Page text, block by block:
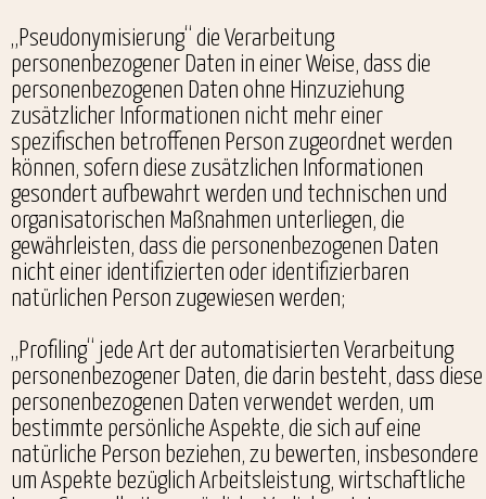
„Pseudonymisierung“ die Verarbeitung
personenbezogener Daten in einer Weise, dass die
personenbezogenen Daten ohne Hinzuziehung
zusätzlicher Informationen nicht mehr einer
spezifischen betroffenen Person zugeordnet werden
können, sofern diese zusätzlichen Informationen
gesondert aufbewahrt werden und technischen und
organisatorischen Maßnahmen unterliegen, die
gewährleisten, dass die personenbezogenen Daten
nicht einer identifizierten oder identifizierbaren
natürlichen Person zugewiesen werden;
„Profiling“ jede Art der automatisierten Verarbeitung
personenbezogener Daten, die darin besteht, dass diese
personenbezogenen Daten verwendet werden, um
bestimmte persönliche Aspekte, die sich auf eine
natürliche Person beziehen, zu bewerten, insbesondere
um Aspekte bezüglich Arbeitsleistung, wirtschaftliche